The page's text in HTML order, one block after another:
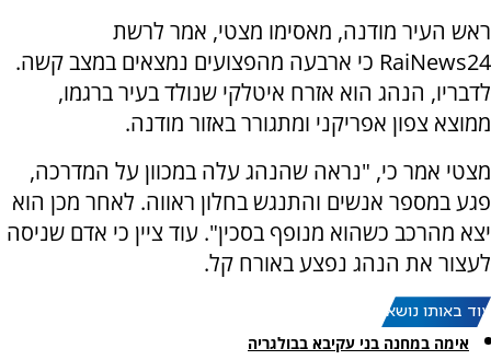
ראש העיר מודנה, מאסימו מצטי, אמר לרשת
RaiNews24 כי ארבעה מהפצועים נמצאים במצב קשה.
לדבריו, הנהג הוא אזרח איטלקי שנולד בעיר ברגמו,
ממוצא צפון אפריקני ומתגורר באזור מודנה.
מצטי אמר כי, "נראה שהנהג עלה במכוון על המדרכה,
פגע במספר אנשים והתנגש בחלון ראווה. לאחר מכן הוא
יצא מהרכב כשהוא מנופף בסכין". עוד ציין כי אדם שניסה
לעצור את הנהג נפצע באורח קל.
עוד באותו נושא:
אימה במחנה בני עקיבא בבולגריה